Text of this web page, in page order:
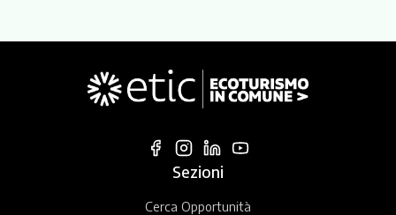
Sezioni
Cerca Opportunità